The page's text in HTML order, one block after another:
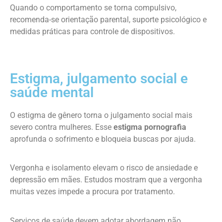
Quando o comportamento se torna compulsivo,
recomenda-se orientação parental, suporte psicológico e
medidas práticas para controle de dispositivos.
Estigma, julgamento social e
saúde mental
O estigma de gênero torna o julgamento social mais
severo contra mulheres. Esse estigma pornografia
aprofunda o sofrimento e bloqueia buscas por ajuda.
Vergonha e isolamento elevam o risco de ansiedade e
depressão em mães. Estudos mostram que a vergonha
muitas vezes impede a procura por tratamento.